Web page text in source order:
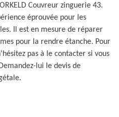
Couvreur zinguerie 43.
éprouvée pour les
Il est en mesure de réparer
pour la rendre étanche. Pour
pas à le contacter si vous
lui le devis de